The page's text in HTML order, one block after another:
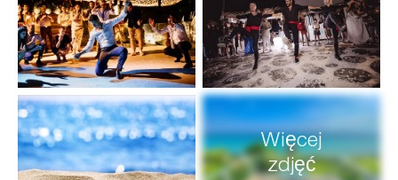
Więcej
zdjęć